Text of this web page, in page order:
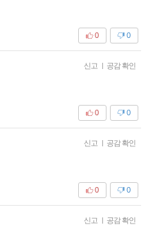
0
0
신고 | 공감 확인
0
0
신고 | 공감 확인
0
0
신고 | 공감 확인